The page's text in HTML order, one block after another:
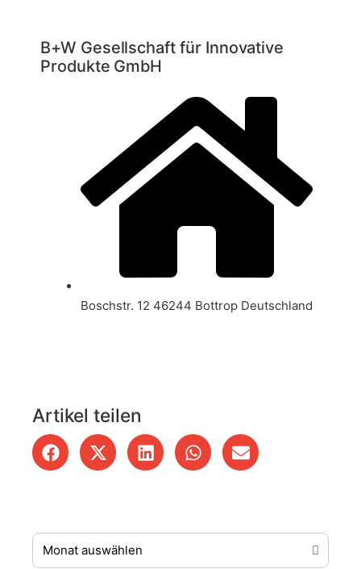
B+W Gesellschaft für Innovative
Produkte GmbH
Boschstr. 12 46244 Bottrop Deutschland
Artikel teilen